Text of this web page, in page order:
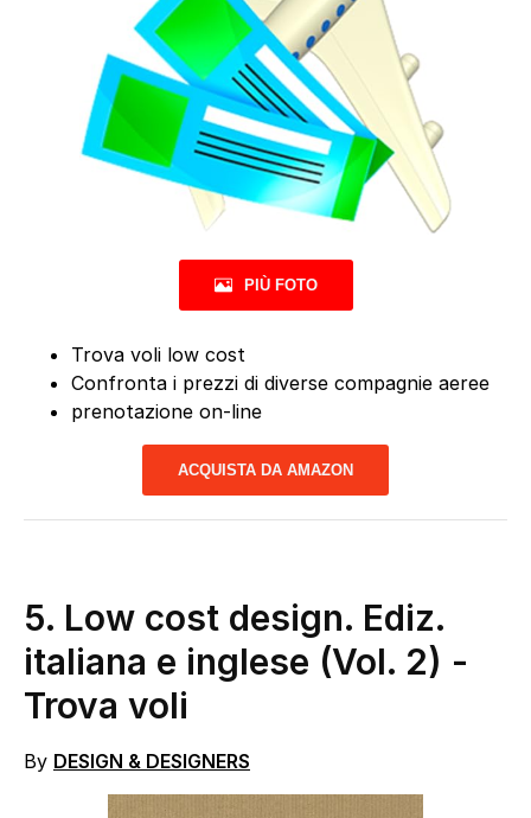
PIÙ FOTO
Trova voli low cost
Confronta i prezzi di diverse compagnie aeree
prenotazione on-line
ACQUISTA DA AMAZON
5. Low cost design. Ediz.
italiana e inglese (Vol. 2) -
Trova voli
By DESIGN & DESIGNERS